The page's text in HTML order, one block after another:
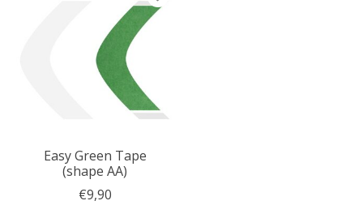
Easy Green Tape
(shape AA)
€9,90